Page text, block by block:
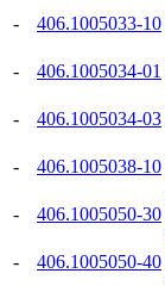
-
406.1005033-10
-
406.1005034-01
-
406.1005034-03
-
406.1005038-10
-
406.1005050-30
-
406.1005050-40